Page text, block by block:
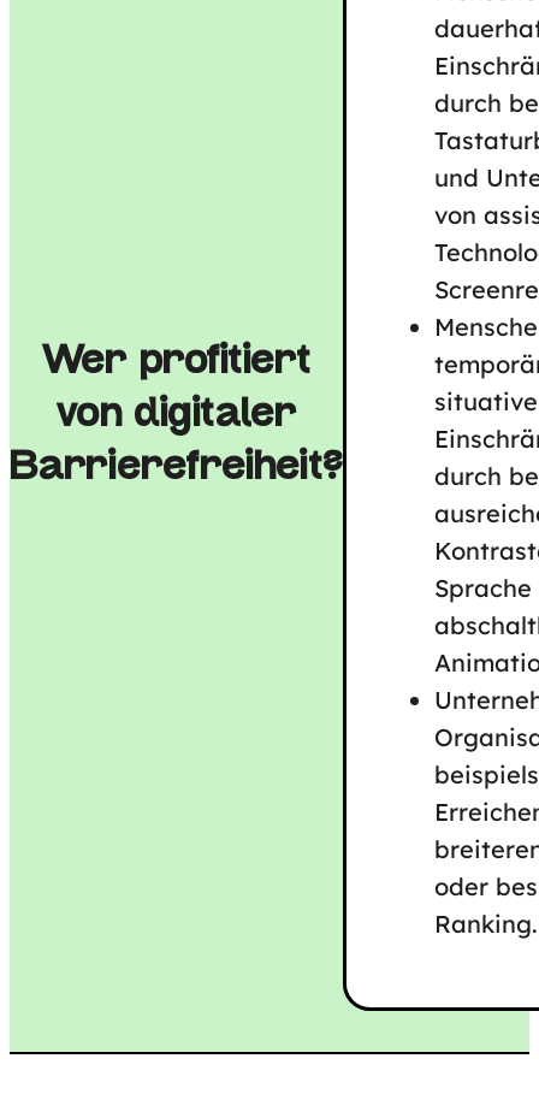
Wer profitiert
von digitaler
Barrierefreiheit?
durch
und
von
durch
oder
Ranking.